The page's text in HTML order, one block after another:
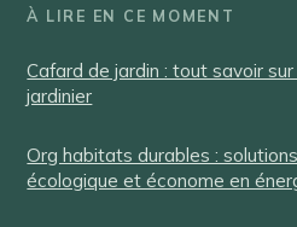
À LIRE EN CE MOMENT
Cafard de jardin : tout savoir
jardinier
Org habitats durables :
écologique et économe en